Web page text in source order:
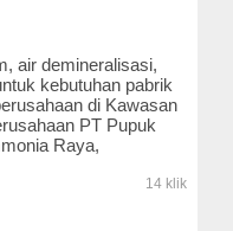
air demineralisasi,
kebutuhan pabrik
di Kawasan
PT Pupuk
Raya,
14 klik